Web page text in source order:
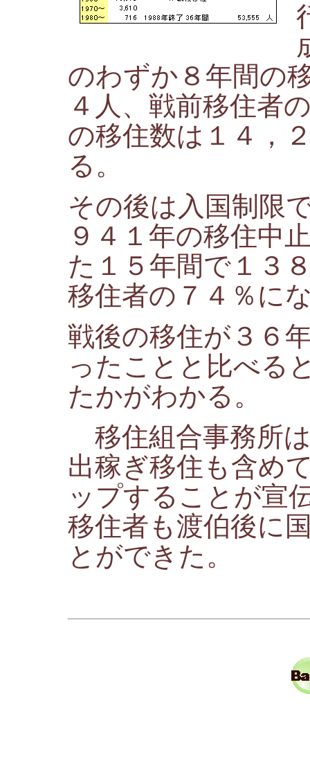
のわずか８年間の
４人、戦前移住者
の移住数は１４，
る。
その後は入国制限
９４１年の移住中
た１５年間で１３
移住者の７４％に
戦後の移住が３６
ったことと比べる
たかがわかる。
移住組合事務所
出稼ぎ移住も含め
ップすることが宣
移住者も渡伯後に
とができた。